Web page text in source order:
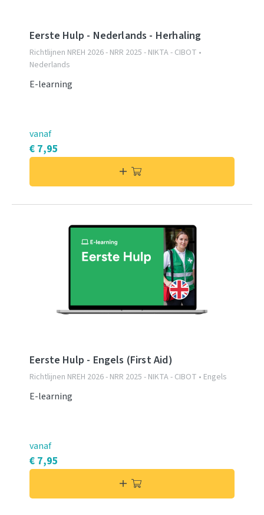
Eerste Hulp - Nederlands - Herhaling
Richtlijnen NREH 2026 - NRR 2025 - NIKTA - CIBOT •
Nederlands
E-learning
vanaf
€ 7,95
Eerste Hulp - Engels (First Aid)
Richtlijnen NREH 2026 - NRR 2025 - NIKTA - CIBOT • Engels
E-learning
vanaf
€ 7,95